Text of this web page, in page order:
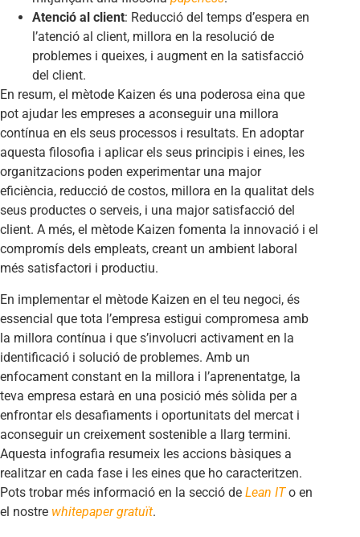
Atenció al client: Reducció del temps d’espera en
l’atenció al client, millora en la resolució de
problemes i queixes, i augment en la satisfacció
del client.
En resum, el mètode Kaizen és una poderosa eina que
pot ajudar les empreses a aconseguir una millora
contínua en els seus processos i resultats. En adoptar
aquesta filosofia i aplicar els seus principis i eines, les
organitzacions poden experimentar una major
eficiència, reducció de costos, millora en la qualitat dels
seus productes o serveis, i una major satisfacció del
client. A més, el mètode Kaizen fomenta la innovació i el
compromís dels empleats, creant un ambient laboral
més satisfactori i productiu.
En implementar el mètode Kaizen en el teu negoci, és
essencial que tota l’empresa estigui compromesa amb
la millora contínua i que s’involucri activament en la
identificació i solució de problemes. Amb un
enfocament constant en la millora i l’aprenentatge, la
teva empresa estarà en una posició més sòlida per a
enfrontar els desafiaments i oportunitats del mercat i
aconseguir un creixement sostenible a llarg termini.
Aquesta infografia resumeix les accions bàsiques a
realitzar en cada fase i les eines que ho caracteritzen.
Pots trobar més informació en la secció de Lean ITo en
el nostre whitepaper gratuït.